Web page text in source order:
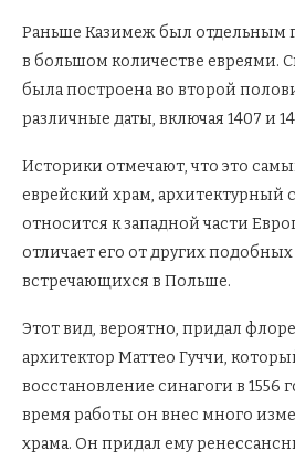
Раньше Казимеж был отдельным
в большом количестве евреями.
была построена во второй
различные даты, включая 1407 и
Историки отмечают, что это
еврейский храм, архитектурный
относится к западной части
отличает его от других
встречающихся в Польше.
Этот вид, вероятно, придал
архитектор Маттео Гуччи,
восстановление синагоги в 1556
время работы он внес много
храма. Он придал ему